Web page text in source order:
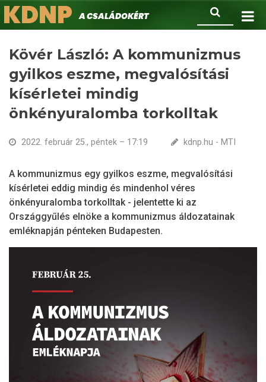
Ugrás
a
Keresés
KDNPA családokért.
Kövér László: A kommunizmus
gyilkos eszme, megvalósítási
kísérletei mindig
önkényuralomba torkolltak
2022. február 25., péntek – 17:19 kdnp.hu - MTI
A kommunizmus egy gyilkos eszme, megvalósítási
kísérletei eddig mindig és mindenhol véres
önkényuralomba torkolltak - jelentette ki az
Országgyűlés elnöke a kommunizmus áldozatainak
emléknapján pénteken Budapesten.